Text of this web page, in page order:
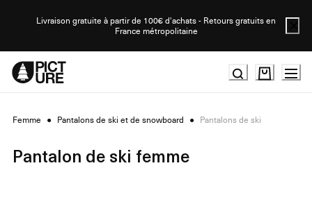
Livraison gratuite à partir de 100€ d'achats - Retours gratuits en
France métropolitaine
Femme ● Pantalons de ski et de snowboard ● Pantalons de ski
Pantalon de ski femme